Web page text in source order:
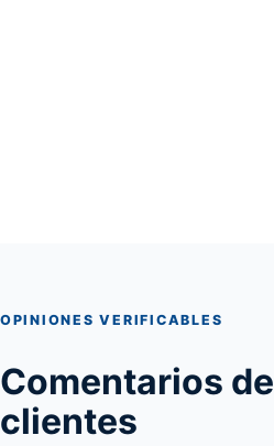
OPINIONES VERIFICABLES
Comentarios de
clientes